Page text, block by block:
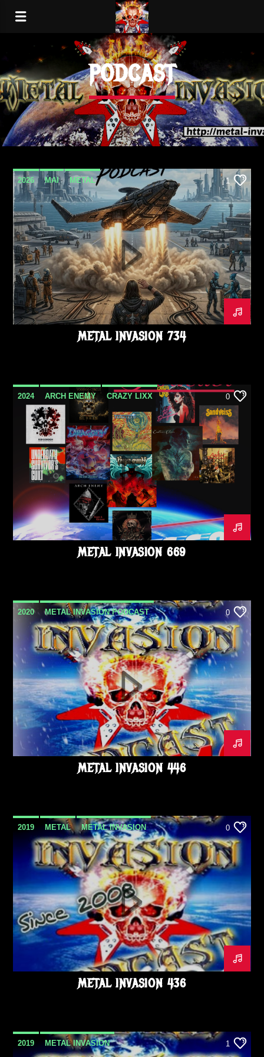
PODCAST
2026 MAI METAL
METAL INVASION PODCAST PODCAST
1
METAL INVASION 734
2024 ARCH ENEMY CRAZY LIXX
DRAGONY ENDLESS CHAIN
FROZEN CROWN METAL
METAL INVASION PODCAST MORDKAUL
OCTOBRE PODCAST RAVEN
RED GORDON SANDVEISS TRAVELER
UNDEROATH VOODOO CIRCLE
0
METAL INVASION 669
2020 METAL INVASION PODCAST
METALINVASION PODCAST
0
METAL INVASION 446
2019 METAL METAL INVASION
METAL INVASION PODCAST NOVEMBRE
PODCAST
0
METAL INVASION 436
2019 METAL INVASION 1